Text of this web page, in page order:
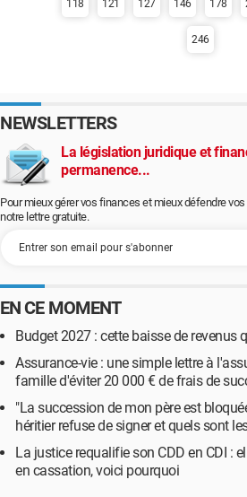
118 121 127 146 178
246
NEWSLETTERS
La législation juridique et
permanence...
Pour mieux gérer vos finances et mieux défendre
notre lettre gratuite.
EN CE MOMENT
Budget 2027 : cette baisse de revenus
Assurance-vie : une simple lettre à
famille d'éviter 20 000 € de frais de
"La succession de mon père est
héritier refuse de signer et quels sont
La justice requalifie son CDD en CDI :
en cassation, voici pourquoi